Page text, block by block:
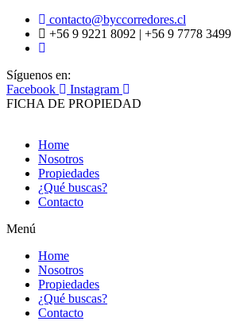
contacto@byccorredores.cl
+56 9 9221 8092 | +56 9 7778 3499
Síguenos en:
Facebook
Instagram
FICHA DE PROPIEDAD
Home
Nosotros
Propiedades
¿Qué buscas?
Contacto
Menú
Home
Nosotros
Propiedades
¿Qué buscas?
Contacto